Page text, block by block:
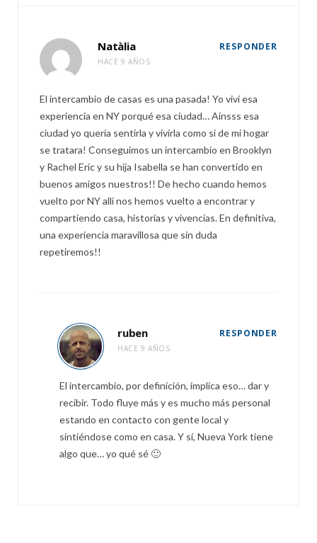
Natàlia
HACE 9 AÑOS
RESPONDER
El intercambio de casas es una pasada! Yo viví esa
experiencia en NY porqué esa ciudad… Ainsss esa
ciudad yo quería sentirla y vivirla como si de mi hogar
se tratara! Conseguimos un intercambio en Brooklyn
y Rachel Eric y su hija Isabella se han convertido en
buenos amigos nuestros!! De hecho cuando hemos
vuelto por NY allí nos hemos vuelto a encontrar y
compartiendo casa, historias y vivencias. En definitiva,
una experiencia maravillosa que sin duda
repetiremos!!
ruben
HACE 9 AÑOS
RESPONDER
El intercambio, por definición, implica eso… dar y
recibir. Todo fluye más y es mucho más personal
estando en contacto con gente local y
sintiéndose como en casa. Y sí, Nueva York tiene
algo que… yo qué sé 🙂